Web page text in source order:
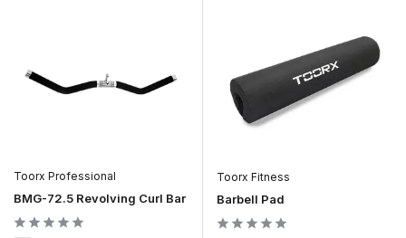
Toorx Professional
BMG-72.5 Revolving Curl Bar
Toorx Fitness
Barbell Pad